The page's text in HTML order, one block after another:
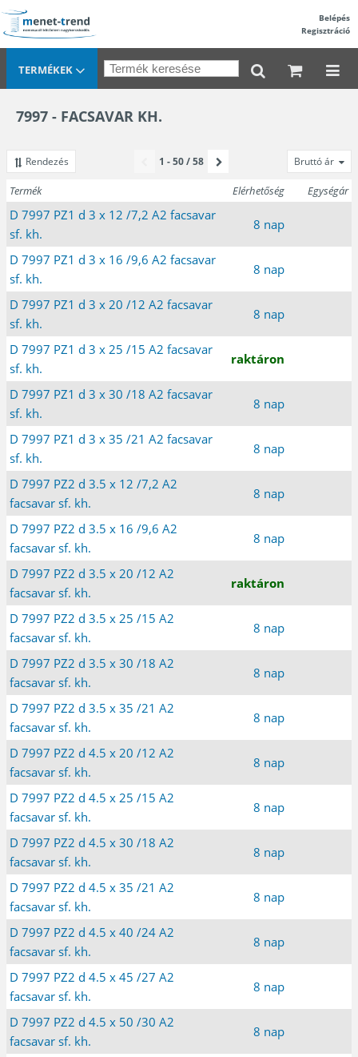
Belépés
Regisztráció
TERMÉKEK
7997 - FACSAVAR KH.
Rendezés 1 - 50 / 58 Bruttó ár
Termék Elérhetőség Egységár
D 7997 PZ1 d 3 x 12 /7,2 A2 facsavar
sf. kh.
8 nap
D 7997 PZ1 d 3 x 16 /9,6 A2 facsavar
sf. kh.
8 nap
D 7997 PZ1 d 3 x 20 /12 A2 facsavar
sf. kh.
8 nap
D 7997 PZ1 d 3 x 25 /15 A2 facsavar
sf. kh.
raktáron
D 7997 PZ1 d 3 x 30 /18 A2 facsavar
sf. kh.
8 nap
D 7997 PZ1 d 3 x 35 /21 A2 facsavar
sf. kh.
8 nap
D 7997 PZ2 d 3.5 x 12 /7,2 A2
facsavar sf. kh.
8 nap
D 7997 PZ2 d 3.5 x 16 /9,6 A2
facsavar sf. kh.
8 nap
D 7997 PZ2 d 3.5 x 20 /12 A2
facsavar sf. kh.
raktáron
D 7997 PZ2 d 3.5 x 25 /15 A2
facsavar sf. kh.
8 nap
D 7997 PZ2 d 3.5 x 30 /18 A2
facsavar sf. kh.
8 nap
D 7997 PZ2 d 3.5 x 35 /21 A2
facsavar sf. kh.
8 nap
D 7997 PZ2 d 4.5 x 20 /12 A2
facsavar sf. kh.
8 nap
D 7997 PZ2 d 4.5 x 25 /15 A2
facsavar sf. kh.
8 nap
D 7997 PZ2 d 4.5 x 30 /18 A2
facsavar sf. kh.
8 nap
D 7997 PZ2 d 4.5 x 35 /21 A2
facsavar sf. kh.
8 nap
D 7997 PZ2 d 4.5 x 40 /24 A2
facsavar sf. kh.
8 nap
D 7997 PZ2 d 4.5 x 45 /27 A2
facsavar sf. kh.
8 nap
D 7997 PZ2 d 4.5 x 50 /30 A2
facsavar sf. kh.
8 nap